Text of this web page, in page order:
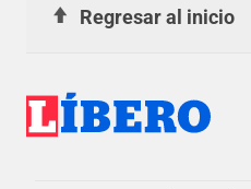
Regresar al inicio